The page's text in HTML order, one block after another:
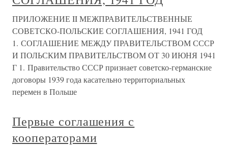
ПРИЛОЖЕНИЕ II МЕЖПРАВИТЕЛЬСТВЕННЫЕ
СОВЕТСКО-ПОЛЬСКИЕ СОГЛАШЕНИЯ, 1941 ГОД
1. СОГЛАШЕНИЕ МЕЖДУ ПРАВИТЕЛЬСТВОМ СССР
И ПОЛЬСКИМ ПРАВИТЕЛЬСТВОМ ОТ 30 ИЮНЯ 1941
Г 1. Правительство СССР признает советско-германские
договоры 1939 года касательно территориальных
перемен в Польше
Первые соглашения с
кооператорами